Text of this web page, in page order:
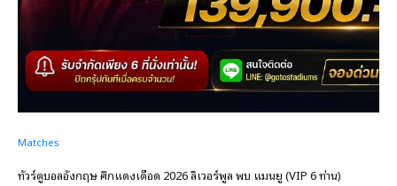
Matches
ทัวร์ดูบอลอังกฤษ ศึกแดงเดือด 2026 ลิเวอร์พูล พบ แมนยู (VIP 6 ท่าน)